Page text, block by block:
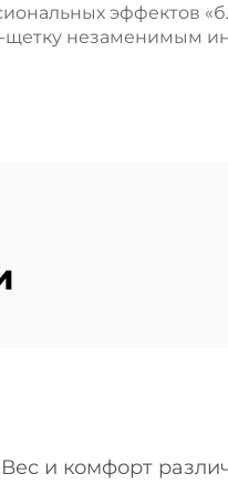
эффектов
щетку незаменимым
и комфорт